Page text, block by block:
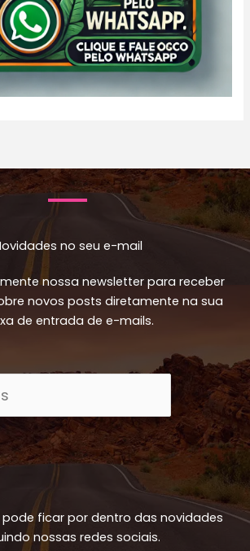
no seu e-mail
nossa newsletter para receber
novos posts diretamente na sua
de entrada de e-mails.
ficar por dentro das novidades
nossas redes sociais.